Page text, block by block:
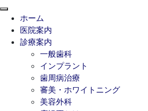
ホーム
医院案内
診療案内
一般歯科
インプラント
歯周病治療
審美・ホワイトニング
美容外科